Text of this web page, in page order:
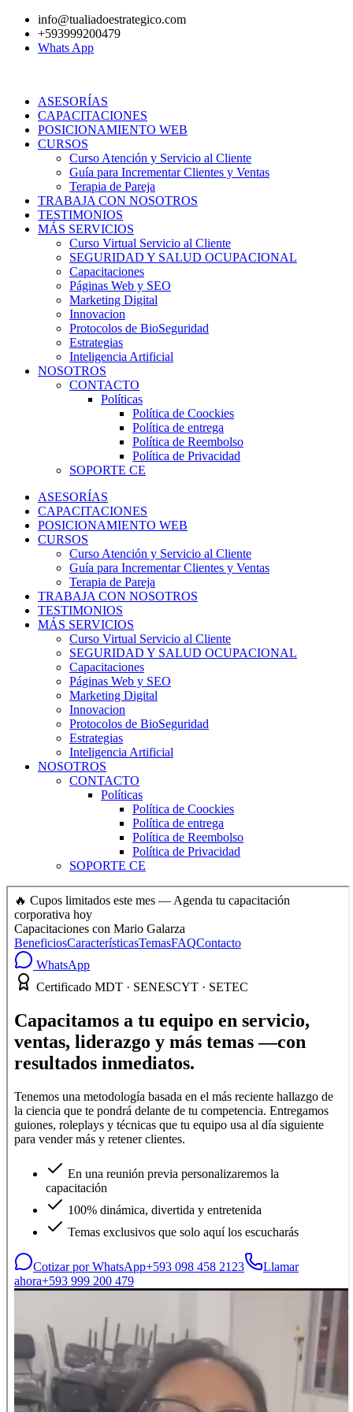
contenido
info@tualiadoestrategico.com
+593999200479
Whats App
ASESORÍAS
CAPACITACIONES
POSICIONAMIENTO WEB
CURSOS
Curso Atención y Servicio al Cliente
Guía para Incrementar Clientes y Ventas
Terapia de Pareja
TRABAJA CON NOSOTROS
TESTIMONIOS
MÁS SERVICIOS
Curso Virtual Servicio al Cliente
SEGURIDAD Y SALUD OCUPACIONAL
Capacitaciones
Páginas Web y SEO
Marketing Digital
Innovacion
Protocolos de BioSeguridad
Estrategias
Inteligencia Artificial
NOSOTROS
CONTACTO
Políticas
Política de Coockies
Política de entrega
Política de Reembolso
Política de Privacidad
SOPORTE CE
ASESORÍAS
CAPACITACIONES
POSICIONAMIENTO WEB
CURSOS
Curso Atención y Servicio al Cliente
Guía para Incrementar Clientes y Ventas
Terapia de Pareja
TRABAJA CON NOSOTROS
TESTIMONIOS
MÁS SERVICIOS
Curso Virtual Servicio al Cliente
SEGURIDAD Y SALUD OCUPACIONAL
Capacitaciones
Páginas Web y SEO
Marketing Digital
Innovacion
Protocolos de BioSeguridad
Estrategias
Inteligencia Artificial
NOSOTROS
CONTACTO
Políticas
Política de Coockies
Política de entrega
Política de Reembolso
Política de Privacidad
SOPORTE CE